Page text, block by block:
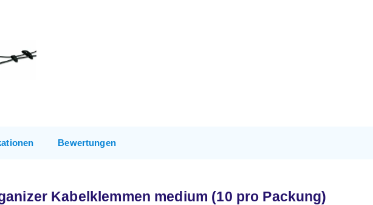
Bewertungen
Kabelklemmen medium (10 pro Packung)